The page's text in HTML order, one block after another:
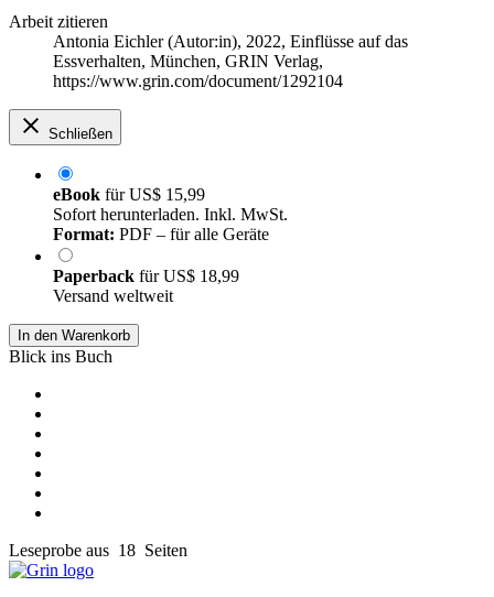
Arbeit zitieren
Antonia Eichler (Autor:in), 2022, Einflüsse auf das
Essverhalten, München, GRIN Verlag,
https://www.grin.com/document/1292104
Schließen
eBook fürUS$ 15,99
Sofort herunterladen. Inkl. MwSt.
Format: PDF – für alle Geräte
Paperback fürUS$ 18,99
Versand weltweit
In den Warenkorb
Blick ins Buch
Leseprobe aus 18 Seiten